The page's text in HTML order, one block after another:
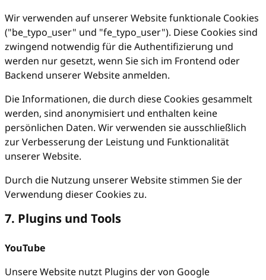
Wir verwenden auf unserer Website funktionale Cookies
("be_typo_user" und "fe_typo_user"). Diese Cookies sind
zwingend notwendig für die Authentifizierung und
werden nur gesetzt, wenn Sie sich im Frontend oder
Backend unserer Website anmelden.
Die Informationen, die durch diese Cookies gesammelt
werden, sind anonymisiert und enthalten keine
persönlichen Daten. Wir verwenden sie ausschließlich
zur Verbesserung der Leistung und Funktionalität
unserer Website.
Durch die Nutzung unserer Website stimmen Sie der
Verwendung dieser Cookies zu.
7. Plugins und Tools
YouTube
Unsere Website nutzt Plugins der von Google